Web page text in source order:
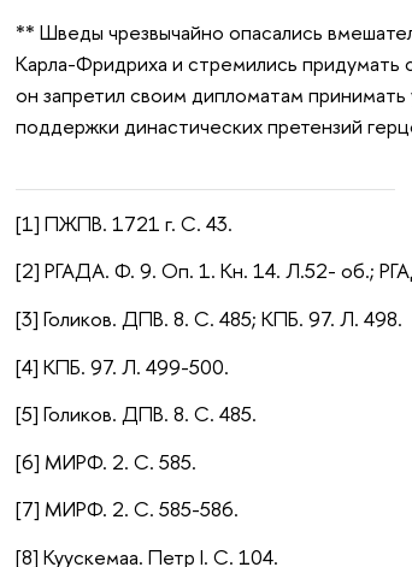
** Шведы чрезвычайно опасались
Карла-Фридриха и стремились придумать
он запретил своим дипломатам
поддержки династических претензий
[1] ПЖПВ. 1721 г. С. 43.
[2] РГАДА. Ф. 9. Оп. 1. Кн. 14. Л.52- об.;
[3] Голиков. ДПВ. 8. С. 485; КПБ. 97. Л. 498.
[4] КПБ. 97. Л. 499-500.
[5] Голиков. ДПВ. 8. С. 485.
[6] МИРФ. 2. С. 585.
[7] МИРФ. 2. С. 585-586.
[8] Куускемаа. Петр I. С. 104.